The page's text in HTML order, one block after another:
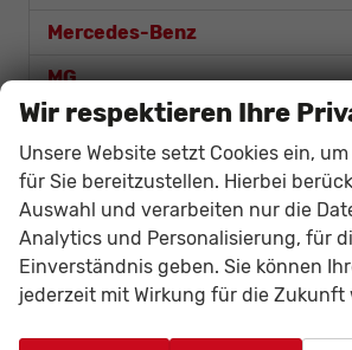
Mercedes-Benz
MG
Nissan
Opel
Renault
Seat
Skoda
Wir respektieren Ihre
Unsere Website setzt Cookies ein,
für Sie bereitzustellen. Hierbei
Auswahl und verarbeiten nur die
Analytics und Personalisierung, für
Einverständnis geben. Sie können
jederzeit mit Wirkung für die Zukunft